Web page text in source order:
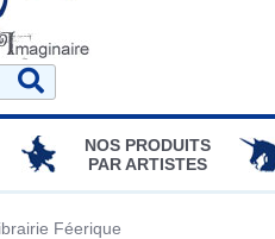
NOS PRODUITS
PAR ARTISTES
Féerique